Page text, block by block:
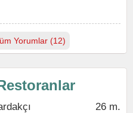
Yorumlar (12)
26 m.